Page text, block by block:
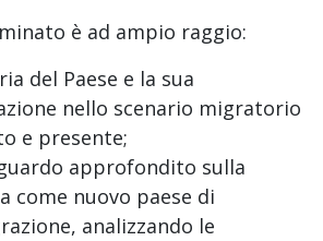
è ad ampio raggio:
del Paese e la sua
nello scenario migratorio
e presente;
approfondito sulla
come nuovo paese di
analizzando le